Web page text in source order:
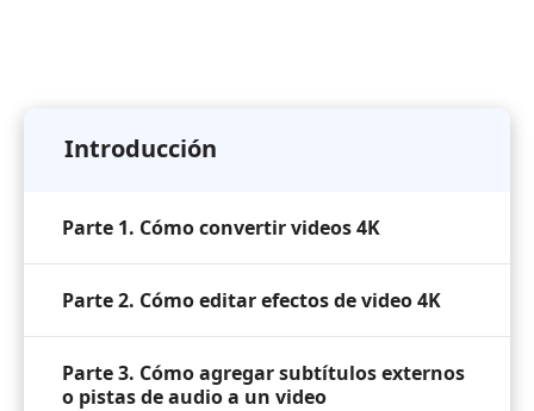
Introducción
Parte 1. Cómo convertir videos 4K
Parte 2. Cómo editar efectos de video 4K
Parte 3. Cómo agregar subtítulos externos
o pistas de audio a un video